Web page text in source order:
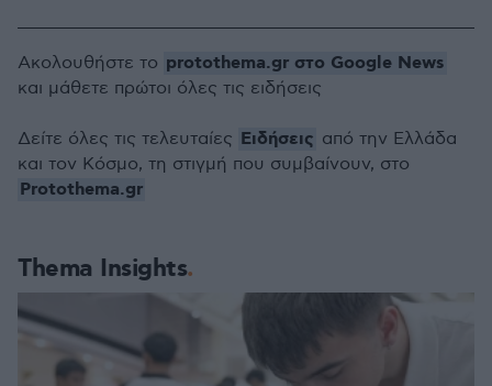
Thema Insights
Ακολουθήστε το protothema.gr στο Google News
και μάθετε πρώτοι όλες τις ειδήσεις
Δείτε όλες τις τελευταίες Ειδήσεις από την Ελλάδα
και τον Κόσμο, τη στιγμή που συμβαίνουν, στο
Protothema.gr